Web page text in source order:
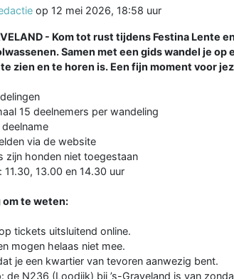
op 12 mei 2026, 18:58 uur
- Kom tot rust tijdens Festina Lente
Samen met een gids wandel je
zien en te horen is. Een fijn moment voor
15 deelnemers per wandeling
deelname
via de website
zijn honden niet toegestaan
11.30, 13.00 en 14.30 uur
om te weten:
tickets uitsluitend online.
mogen helaas niet mee.
je een kwartier van tevoren aanwezig bent.
de N236 (Loodijk) bij ’s-Graveland is van